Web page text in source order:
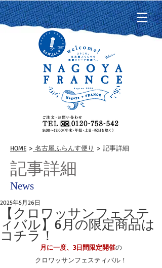
HOME > 名古屋ふらんす便り > 記事詳細
記事詳細
News
【クロワッサンフェステ
ィバル】6月の限定商品は
コチラ！
2025年5月26日
月に一度、3日間限定開催の
クロワッサンフェスティバル！